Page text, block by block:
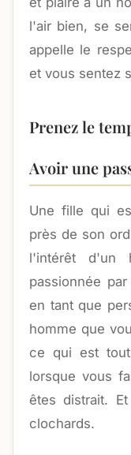
l'air bien, se
appelle le
et vous sentez
Prenez le
Avoir une
Une fille qui
près de son
l'intérêt d'un
passionnée
en tant que
homme que
ce qui est
lorsque vous
êtes distrait.
clochards.